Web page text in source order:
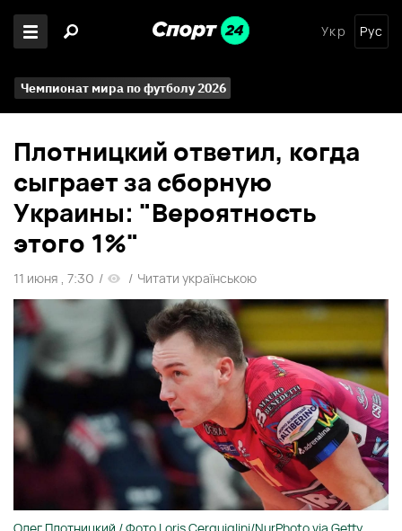
Укр Рус
Чемпионат мира по футболу 2026
Плотницкий ответил, когда
сыграет за сборную
Украины: "Вероятность
этого 1%"
11 июня , 7:30 / / Читати українською